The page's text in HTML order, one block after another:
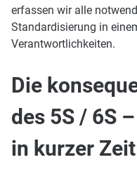
erfassen wir alle
Standardisierung in
Verantwortlichkeiten.
Die
des 5S / 6S
in kurzer